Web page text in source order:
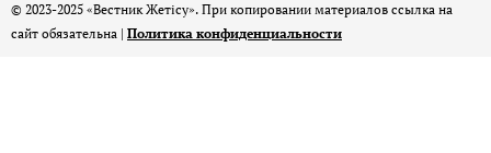
© 2023-2025 «Вестник Жетісу». При копировании материалов ссылка на
сайт обязательна | Политика конфиденциальности